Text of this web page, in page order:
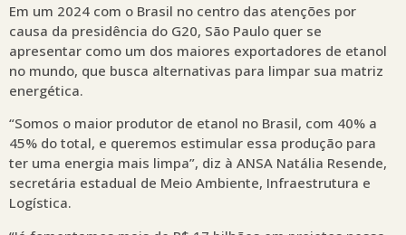
Em um 2024 com o Brasil no centro das atenções por
causa da presidência do G20, São Paulo quer se
apresentar como um dos maiores exportadores de etanol
no mundo, que busca alternativas para limpar sua matriz
energética.
“Somos o maior produtor de etanol no Brasil, com 40% a
45% do total, e queremos estimular essa produção para
ter uma energia mais limpa”, diz à ANSA Natália Resende,
secretária estadual de Meio Ambiente, Infraestrutura e
Logística.